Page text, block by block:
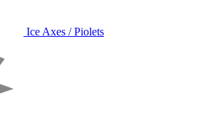
Ice Axes / Piolets